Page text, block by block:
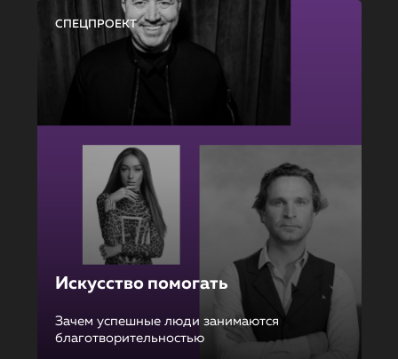
СПЕЦПРОЕКТ
Искусство помогать
Зачем успешные люди занимаются
благотворительностью